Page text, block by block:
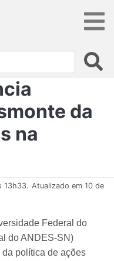
da
na
13h33. Atualizado em 10 de
Federal do
do ANDES-SN)
política de ações